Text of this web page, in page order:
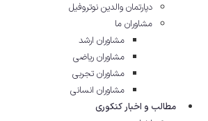
دپارتمان والدین نوتروفیل
مشاوران ما
مشاوران ارشد
مشاوران ریاضی
مشاوران تجربی
مشاوران انسانی
مطالب و اخبار کنکوری